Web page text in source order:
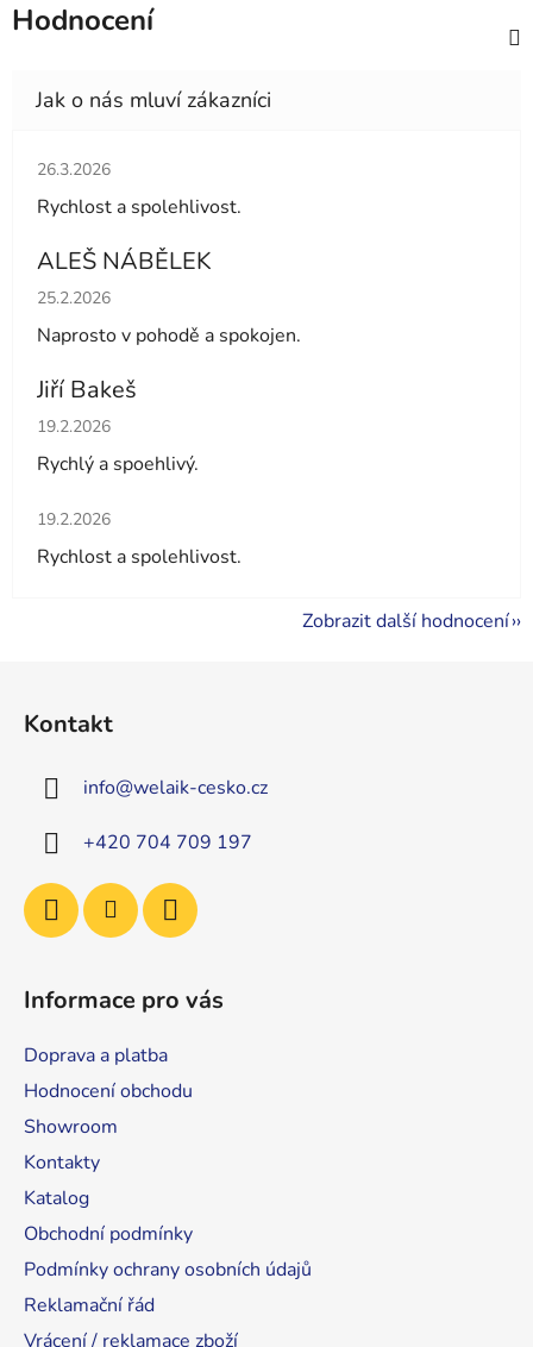
Hodnocení
Hodnocení obchodu je 5 z 5 hvězdiček.
26.3.2026
Rychlost a spolehlivost.
ALEŠ NÁBĚLEK
Hodnocení obchodu je 5 z 5 hvězdiček.
25.2.2026
Naprosto v pohodě a spokojen.
Jiří Bakeš
Hodnocení obchodu je 5 z 5 hvězdiček.
19.2.2026
Rychlý a spoehlivý.
Hodnocení obchodu je 5 z 5 hvězdiček.
19.2.2026
Rychlost a spolehlivost.
Zobrazit další hodnocení
Kontakt
info@welaik-cesko.cz
+420 704 709 197
Informace pro vás
Doprava a platba
Hodnocení obchodu
Showroom
Kontakty
Katalog
Obchodní podmínky
Podmínky ochrany osobních údajů
Reklamační řád
Vrácení / reklamace zboží